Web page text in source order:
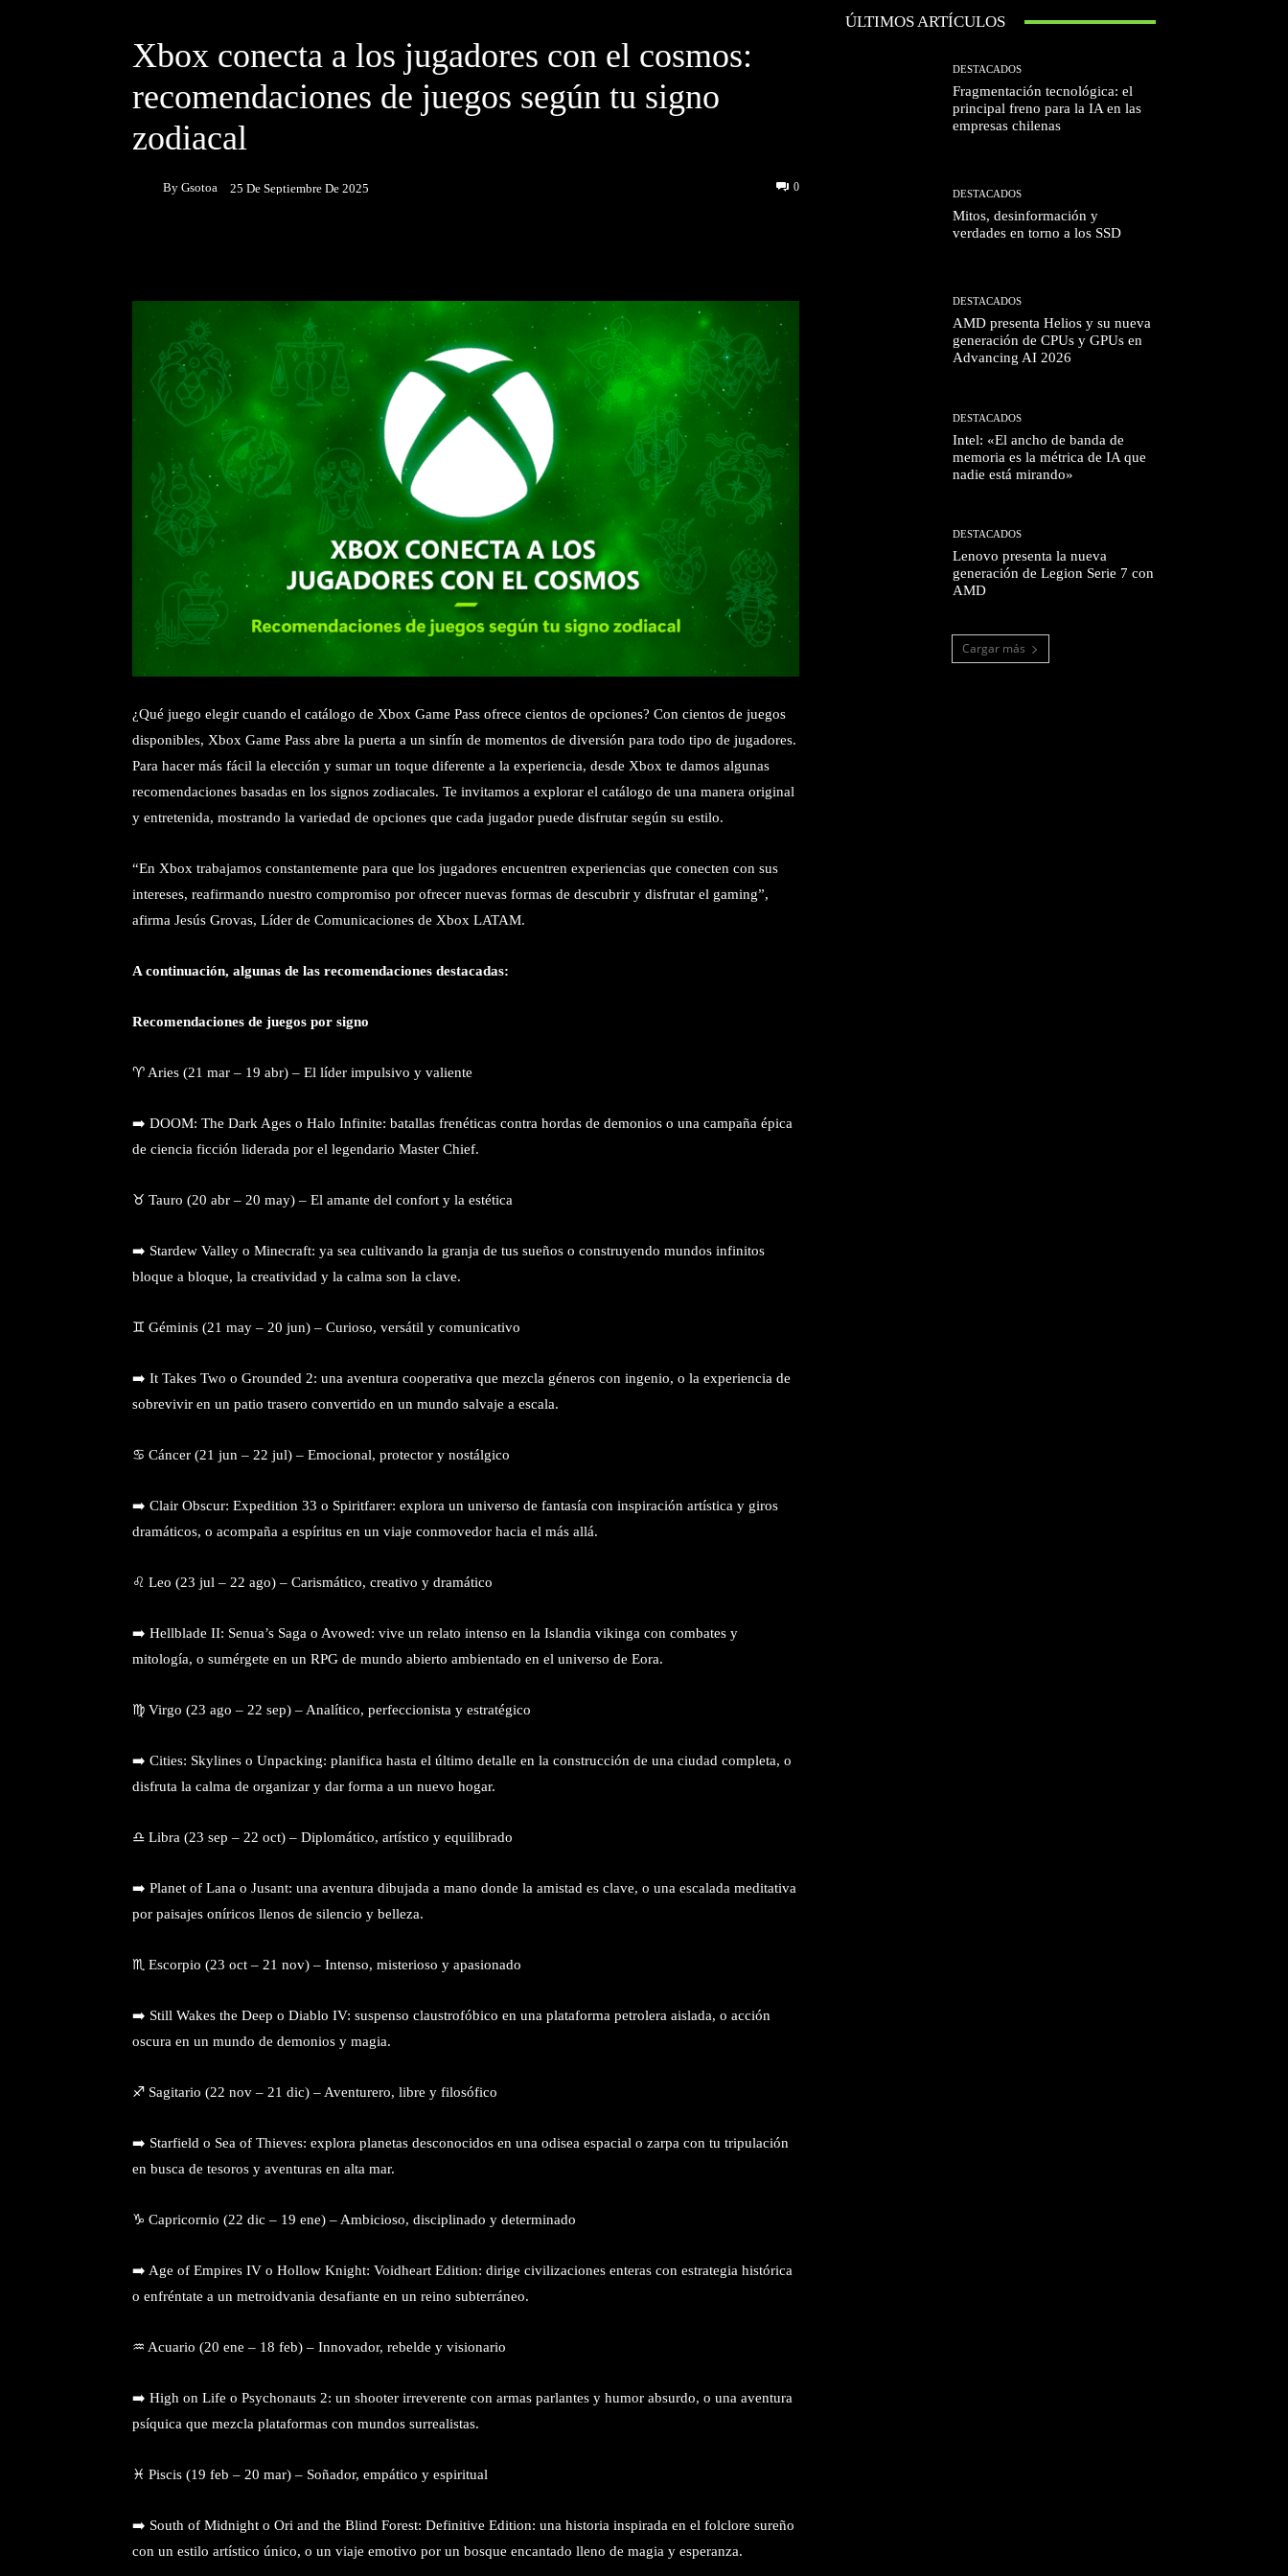
Xbox conecta a los jugadores con el cosmos:
recomendaciones de juegos según tu signo
zodiacal
By Gsotoa 25 De Septiembre De 2025 0
¿Qué juego elegir cuando el catálogo de Xbox Game Pass ofrece cientos de opciones? Con cientos de juegos
disponibles, Xbox Game Pass abre la puerta a un sinfín de momentos de diversión para todo tipo de jugadores.
Para hacer más fácil la elección y sumar un toque diferente a la experiencia, desde Xbox te damos algunas
recomendaciones basadas en los signos zodiacales. Te invitamos a explorar el catálogo de una manera original
y entretenida, mostrando la variedad de opciones que cada jugador puede disfrutar según su estilo.
“En Xbox trabajamos constantemente para que los jugadores encuentren experiencias que conecten con sus
intereses, reafirmando nuestro compromiso por ofrecer nuevas formas de descubrir y disfrutar el gaming”,
afirma Jesús Grovas, Líder de Comunicaciones de Xbox LATAM.
A continuación, algunas de las recomendaciones destacadas:
Recomendaciones de juegos por signo
♈ Aries (21 mar – 19 abr) – El líder impulsivo y valiente
➡️ DOOM: The Dark Ages o Halo Infinite: batallas frenéticas contra hordas de demonios o una campaña épica
de ciencia ficción liderada por el legendario Master Chief.
♉ Tauro (20 abr – 20 may) – El amante del confort y la estética
➡️ Stardew Valley o Minecraft: ya sea cultivando la granja de tus sueños o construyendo mundos infinitos
bloque a bloque, la creatividad y la calma son la clave.
♊ Géminis (21 may – 20 jun) – Curioso, versátil y comunicativo
➡️ It Takes Two o Grounded 2: una aventura cooperativa que mezcla géneros con ingenio, o la experiencia de
sobrevivir en un patio trasero convertido en un mundo salvaje a escala.
♋ Cáncer (21 jun – 22 jul) – Emocional, protector y nostálgico
➡️ Clair Obscur: Expedition 33 o Spiritfarer: explora un universo de fantasía con inspiración artística y giros
dramáticos, o acompaña a espíritus en un viaje conmovedor hacia el más allá.
♌ Leo (23 jul – 22 ago) – Carismático, creativo y dramático
➡️ Hellblade II: Senua’s Saga o Avowed: vive un relato intenso en la Islandia vikinga con combates y
mitología, o sumérgete en un RPG de mundo abierto ambientado en el universo de Eora.
♍ Virgo (23 ago – 22 sep) – Analítico, perfeccionista y estratégico
➡️ Cities: Skylines o Unpacking: planifica hasta el último detalle en la construcción de una ciudad completa, o
disfruta la calma de organizar y dar forma a un nuevo hogar.
♎ Libra (23 sep – 22 oct) – Diplomático, artístico y equilibrado
➡️ Planet of Lana o Jusant: una aventura dibujada a mano donde la amistad es clave, o una escalada meditativa
por paisajes oníricos llenos de silencio y belleza.
♏ Escorpio (23 oct – 21 nov) – Intenso, misterioso y apasionado
➡️ Still Wakes the Deep o Diablo IV: suspenso claustrofóbico en una plataforma petrolera aislada, o acción
oscura en un mundo de demonios y magia.
♐ Sagitario (22 nov – 21 dic) – Aventurero, libre y filosófico
➡️ Starfield o Sea of Thieves: explora planetas desconocidos en una odisea espacial o zarpa con tu tripulación
en busca de tesoros y aventuras en alta mar.
♑ Capricornio (22 dic – 19 ene) – Ambicioso, disciplinado y determinado
➡️ Age of Empires IV o Hollow Knight: Voidheart Edition: dirige civilizaciones enteras con estrategia histórica
o enfréntate a un metroidvania desafiante en un reino subterráneo.
♒ Acuario (20 ene – 18 feb) – Innovador, rebelde y visionario
➡️ High on Life o Psychonauts 2: un shooter irreverente con armas parlantes y humor absurdo, o una aventura
psíquica que mezcla plataformas con mundos surrealistas.
♓ Piscis (19 feb – 20 mar) – Soñador, empático y espiritual
➡️ South of Midnight o Ori and the Blind Forest: Definitive Edition: una historia inspirada en el folclore sureño
con un estilo artístico único, o un viaje emotivo por un bosque encantado lleno de magia y esperanza.
ÚLTIMOS ARTÍCULOS
DESTACADOS
Fragmentación tecnológica: el
principal freno para la IA en las
empresas chilenas
DESTACADOS
Mitos, desinformación y
verdades en torno a los SSD
DESTACADOS
AMD presenta Helios y su nueva
generación de CPUs y GPUs en
Advancing AI 2026
DESTACADOS
Intel: «El ancho de banda de
memoria es la métrica de IA que
nadie está mirando»
DESTACADOS
Lenovo presenta la nueva
generación de Legion Serie 7 con
AMD
Cargar más